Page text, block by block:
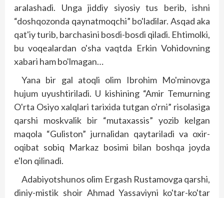
aralashadi. Unga jiddiy siyosiy tus berib, ishni
“doshqozonda qaynatmoqchi” bo'ladilar. Asqad aka
qat'iy turib, barchasini bosdi-bosdi qiladi. Ehtimolki,
bu voqealardan o'sha vaqtda Erkin Vohidovning
xabari ham bo'lmagan…
Yana bir gal atoqli olim Ibrohim Mo'minovga
hujum uyushtiriladi. U kishining “Amir Temurning
O'rta Osiyo xalqlari tarixida tutgan o'rni” risolasiga
qarshi moskvalik bir “mutaxassis” yozib kelgan
maqola “Guliston” jurnalidan qaytariladi va oxir-
oqibat sobiq Markaz bosimi bilan boshqa joyda
e'lon qilinadi.
Adabiyotshunos olim Ergash Rustamovga qarshi,
diniy-mistik shoir Ahmad Yassaviyni ko'tar-ko'tar